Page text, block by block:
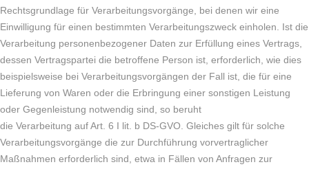
Rechtsgrundlage für Verarbeitungsvorgänge, bei denen wir eine
Einwilligung für einen bestimmten Verarbeitungszweck einholen. Ist die
Verarbeitung personenbezogener Daten zur Erfüllung eines Vertrags,
dessen Vertragspartei die betroffene Person ist, erforderlich, wie dies
beispielsweise bei Verarbeitungsvorgängen der Fall ist, die für eine
Lieferung von Waren oder die Erbringung einer sonstigen Leistung
oder Gegenleistung notwendig sind, so beruht
die Verarbeitung auf Art. 6 I lit. b DS-GVO. Gleiches gilt für solche
Verarbeitungsvorgänge die zur Durchführung vorvertraglicher
Maßnahmen erforderlich sind, etwa in Fällen von Anfragen zur